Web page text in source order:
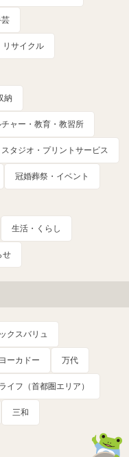
リサイクル
納
ャー・教育・教習所
タジオ・プリントサービス
冠婚葬祭・イベント
生活・くらし
せ
クスバリュ
ーカドー 万代
ライフ（首都圏エリア）
三和